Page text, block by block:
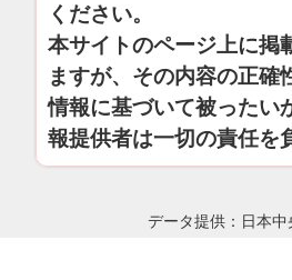
ください。
本サイトのページ上に掲
ますが、その内容の正
情報に基づいて被ったい
報提供者は一切の責任を
データ提供：日本中